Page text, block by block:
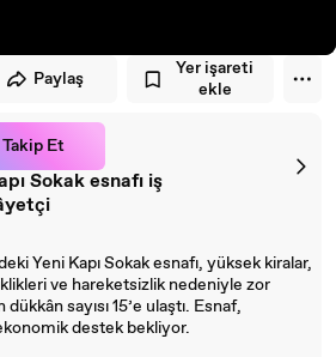
Paylaş
Yer işareti
ekle
Takip Et
Sokak esnafı iş
Yeni Kapı Sokak esnafı, yüksek kiralar,
ve hareketsizlik nedeniyle zor
sayısı 15’e ulaştı. Esnaf,
destek bekliyor.